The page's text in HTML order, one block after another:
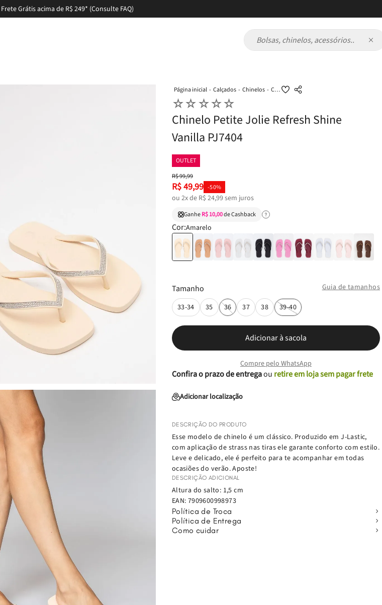
Parcele em até 6X sem juros
Bolsas, chinelos, acessórios...
Calçados Chinelos Chinelo Petite Jolie Refresh Shine Vanilla PJ7404
☆☆☆☆☆
Chinelo Petite Jolie Refresh Shine
Vanilla PJ7404
OUTLET
R$99,99
R$49,99 -50%
ou 2x de R$ 24,99sem juros
GanheR$ 10,00de Cashback
Cor:Amarelo
Guia de tamanhos
Tamanho
33-34 35 36 37 38 39-40
Adicionar à sacola
Compre pelo WhatsApp
Confira o prazo de entregaou retire em loja sem pagar frete
Adicionar localização
DESCRIÇÃO DO PRODUTO
Esse modelo de chinelo é um clássico. Produzido em J-Lastic,
com aplicação de strass nas tiras ele garante conforto com estilo.
Leve e delicado, ele é perfeito para te acompanhar em todas
ocasiões do verão. Aposte!
DESCRIÇÃO ADICIONAL
Altura do salto: 1,5 cm
EAN: 7909600998973
Política de Troca
Política de Entrega
Como cuidar